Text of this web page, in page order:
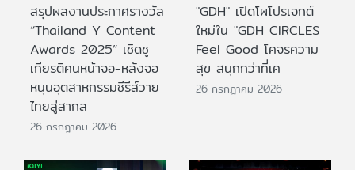
สรุปผลงานประกาศรางวัล
“Thailand Y Content
Awards 2025” เชิดชู
เกียรติคนหน้าจอ-หลังจอ
หนุนอุตสาหกรรมซีรีส์วาย
ไทยสู่สากล
26 กรกฎาคม 2026
"GDH" เปิดโผโปรเจกต์
ใหม่ใน "GDH CIRCLES
Feel Good โคจรความ
สุข สนุกกว่าที่เค
26 กรกฎาคม 2026